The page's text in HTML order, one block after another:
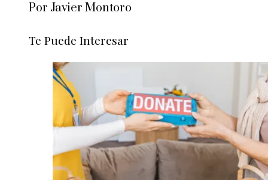
Por Javier Montoro
Te Puede Interesar